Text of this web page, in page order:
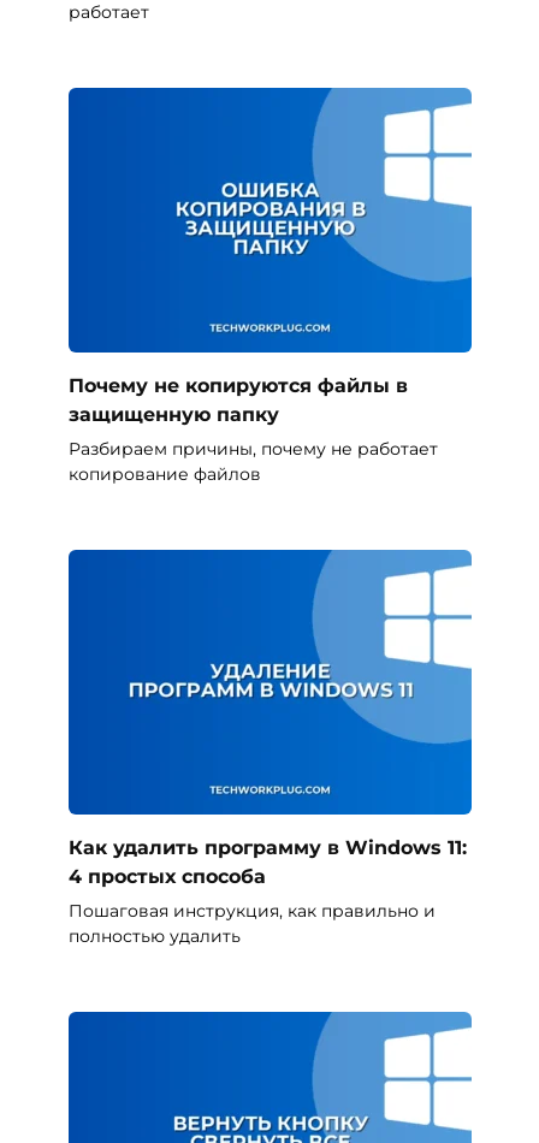
работает
Почему не копируются файлы в
защищенную папку
Разбираем причины, почему не работает
копирование файлов
Как удалить программу в Windows 11:
4 простых способа
Пошаговая инструкция, как правильно и
полностью удалить